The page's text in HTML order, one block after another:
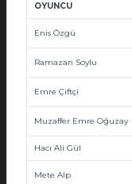
OYUNCU
Enis Özgü
Ramazan Soylu
Emre Çiftçi
Muzaffer Emre Oğuzay
Hacı Ali Gül
Mete Alp